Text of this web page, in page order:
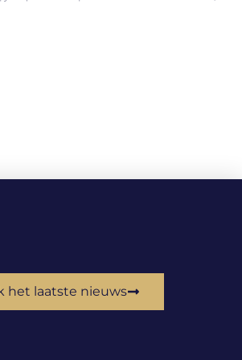
het laatste nieuws